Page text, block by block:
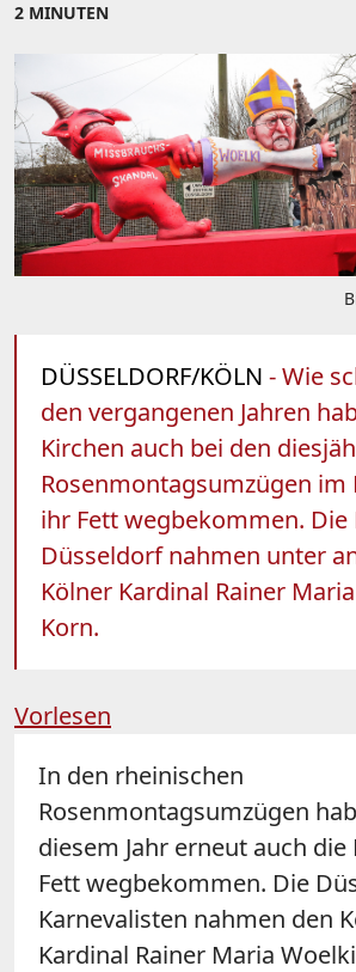
2 MINUTEN
DÜSSELDORF/KÖLN - Wie
den vergangenen Jahren
Kirchen auch bei den
Rosenmontagsumzügen im
ihr Fett wegbekommen. Die
Düsseldorf nahmen unter
Kölner Kardinal Rainer
Korn.
Vorlesen
In den rheinischen
Rosenmontagsumzügen
diesem Jahr erneut auch
Fett wegbekommen. Die
Karnevalisten nahmen den
Kardinal Rainer Maria